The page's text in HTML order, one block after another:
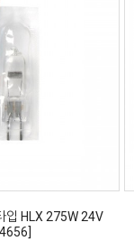
입 HLX 275W 24V